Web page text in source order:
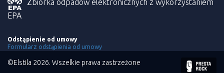
Zbiórka odpadów elektronicznych z wykorzystaniem
EPA
Odstąpienie od umowy
Formularz odstąpienia od umowy
©Elstila 2026. Wszelkie prawa zastrzeżone